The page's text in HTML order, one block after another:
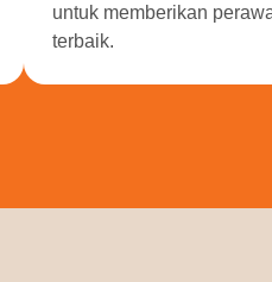
untuk memberikan
terbaik.